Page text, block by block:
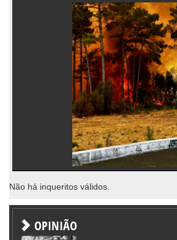
Não há inqueritos válidos.
OPINIÃO